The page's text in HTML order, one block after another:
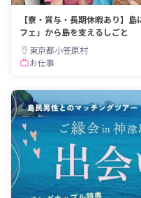
【寮・賞与・長期休暇あり】
フェ」から島を支えるしごと
東京都小笠原村
お仕事